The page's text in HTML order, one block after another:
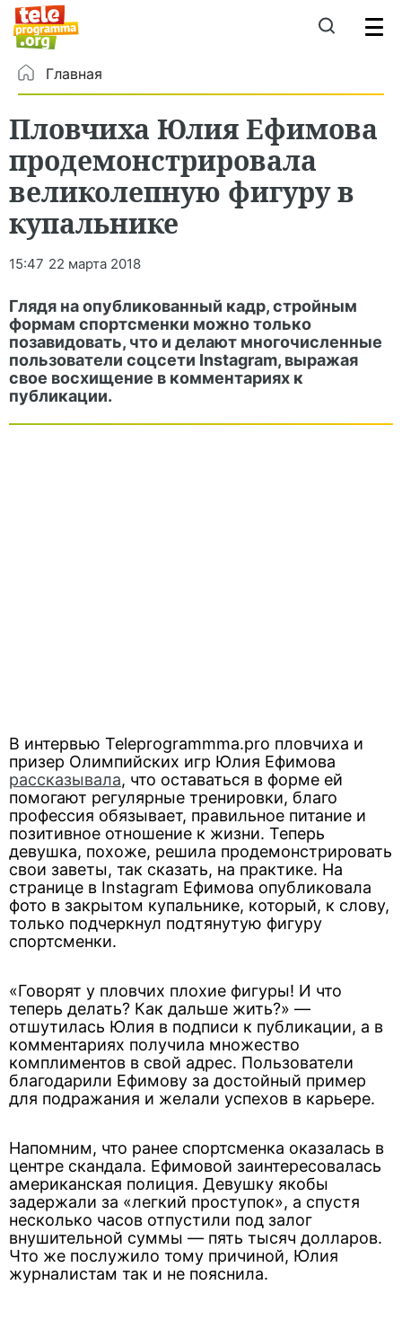
Главная
Пловчиха Юлия Ефимова
продемонстрировала
великолепную фигуру в
купальнике
15:47 22 марта 2018
Глядя на опубликованный кадр, стройным
формам спортсменки можно только
позавидовать, что и делают многочисленные
пользователи соцсети Instagram, выражая
свое восхищение в комментариях к
публикации.
В интервью Teleprogrammma.pro пловчиха и
призер Олимпийских игр Юлия Ефимова
рассказывала, что оставаться в форме ей
помогают регулярные тренировки, благо
профессия обязывает, правильное питание и
позитивное отношение к жизни. Теперь
девушка, похоже, решила продемонстрировать
свои заветы, так сказать, на практике. На
странице в Instagram Ефимова опубликовала
фото в закрытом купальнике, который, к слову,
только подчеркнул подтянутую фигуру
спортсменки.
«Говорят у пловчих плохие фигуры! И что
теперь делать? Как дальше жить?» —
отшутилась Юлия в подписи к публикации, а в
комментариях получила множество
комплиментов в свой адрес. Пользователи
благодарили Ефимову за достойный пример
для подражания и желали успехов в карьере.
Напомним, что ранее спортсменка оказалась в
центре скандала. Ефимовой заинтересовалась
американская полиция. Девушку якобы
задержали за «легкий проступок», а спустя
несколько часов отпустили под залог
внушительной суммы — пять тысяч долларов.
Что же послужило тому причиной, Юлия
журналистам так и не пояснила.